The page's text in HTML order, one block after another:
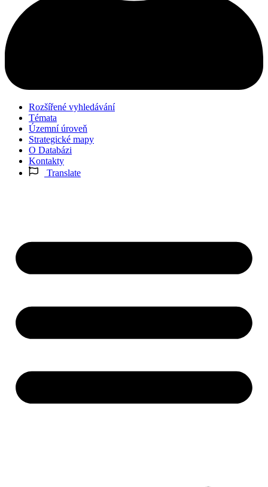
Rozšířené vyhledávání
Témata
Územní úroveň
Strategické mapy
O Databázi
Kontakty
Translate